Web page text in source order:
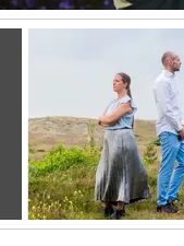
Vorige